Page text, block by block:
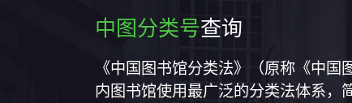
中图分类号查询
《中国图书馆分类法》（原称《中
内图书馆使用最广泛的分类法体系，